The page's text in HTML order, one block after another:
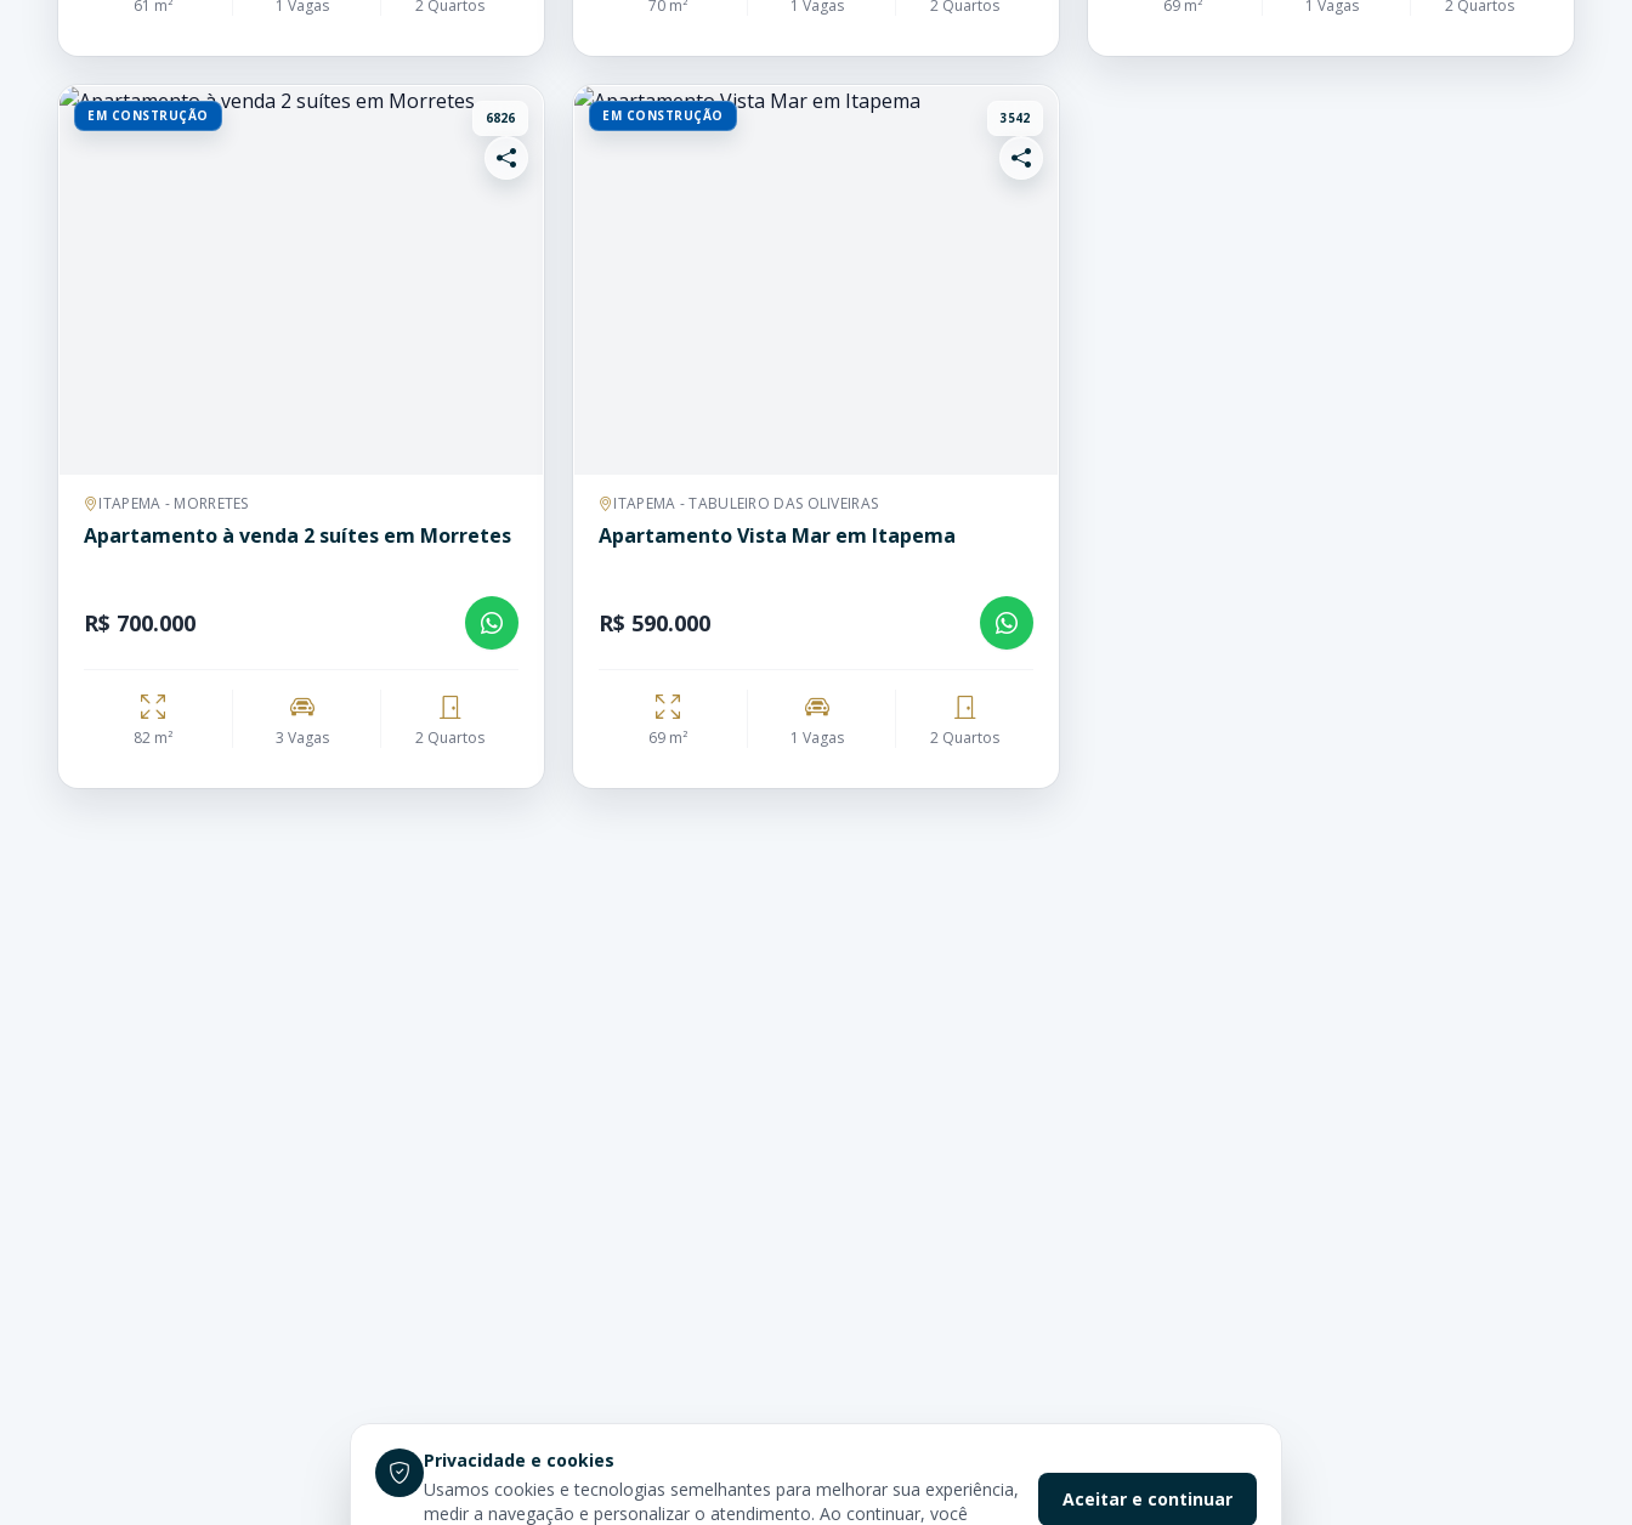
61 m² 1 Vagas 2 Quartos 70 m² 1 Vagas 2 Quartos 69 m² 1 Vagas 2 Quartos
EM CONSTRUÇÃO 6826
ITAPEMA - MORRETES
Apartamento à venda 2 suítes em Morretes
R$ 700.000
82 m² 3 Vagas 2 Quartos
EM CONSTRUÇÃO 3542
ITAPEMA - TABULEIRO DAS OLIVEIRAS
Apartamento Vista Mar em Itapema
R$ 590.000
69 m² 1 Vagas 2 Quartos
Privacidade e cookies
Usamos cookies e tecnologias semelhantes para melhorar sua experiência,
medir a navegação e personalizar o atendimento. Ao continuar, você
Aceitar e continuar